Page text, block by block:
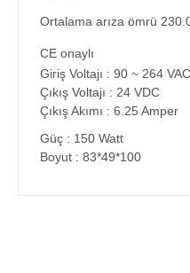
Ortalama arıza ömrü
CE onaylı
Giriş Voltajı : 90 ~ 264 VAC
Çıkış Voltajı : 24 VDC
Çıkış Akımı : 6.25 Amper
Güç : 150 Watt
Boyut : 83*49*100